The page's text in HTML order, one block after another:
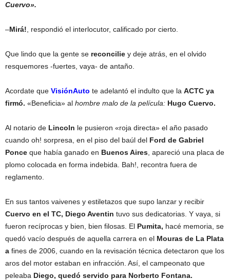
Cuervo».
–Mirá! , respondió el interlocutor, calificado por cierto.
Que lindo que la gente se reconcilie y deje atrás, en el olvido
resquemores -fuertes, vaya- de antaño.
Acordate que VisiónAuto te adelantó el indulto que la ACTC ya
firmó. «Beneficia» al hombre malo de la película: Hugo Cuervo.
Al notario de Lincoln le pusieron «roja directa» el año pasado
cuando oh! sorpresa, en el piso del baúl del Ford de Gabriel
Ponce que había ganado en Buenos Aires , apareció una placa de
plomo colocada en forma indebida. Bah!, recontra fuera de
reglamento.
En sus tantos vaivenes y estiletazos que supo lanzar y recibir
Cuervo en el TC, Diego Aventin tuvo sus dedicatorias. Y vaya, si
fueron recíprocas y bien, bien filosas. El Pumita, hacé memoria, se
quedó vacío después de aquella carrera en el Mouras de La Plata
a fines de 2006, cuando en la revisación técnica detectaron que los
aros del motor estaban en infracción. Así, el campeonato que
peleaba Diego, quedó servido para Norberto Fontana.